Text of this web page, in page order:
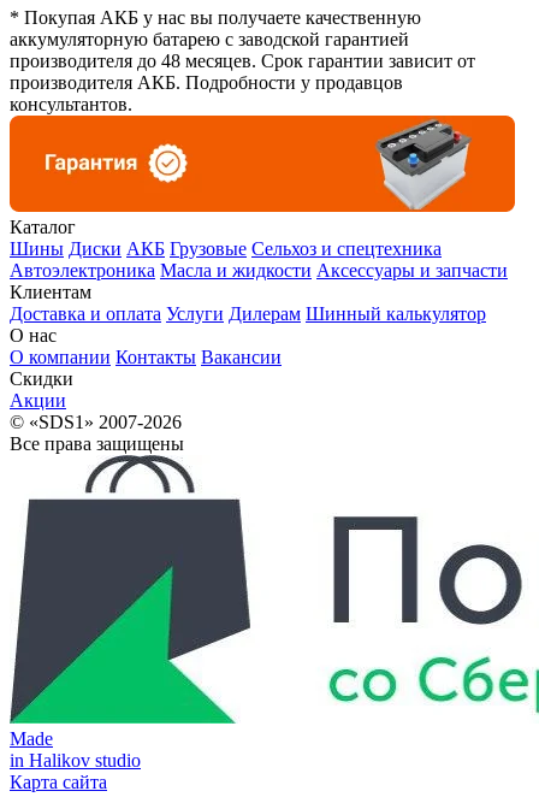
* Покупая АКБ у нас вы получаете качественную
аккумуляторную батарею с заводской гарантией
производителя до 48 месяцев. Срок гарантии зависит от
производителя АКБ. Подробности у продавцов
консультантов.
Каталог
Шины Диски АКБ Грузовые Сельхоз и спецтехника
Автоэлектроника Масла и жидкости Аксессуары и запчасти
Клиентам
Доставка и оплата Услуги Дилерам Шинный калькулятор
О нас
О компании Контакты Вакансии
Скидки
Акции
© «SDS1» 2007-2026
Все права защищены
Made
in Halikov studio
Карта сайта